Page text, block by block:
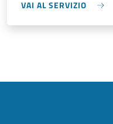
VAI AL SERVIZIO